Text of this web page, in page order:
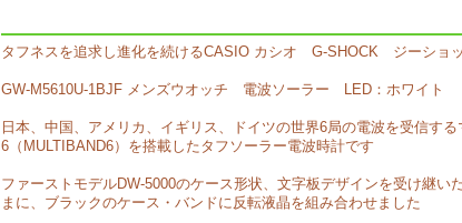
タフネスを追求し進化を続けるCASIO カシオ G-SHOCK ジーショ
GW-M5610U-1BJF メンズウオッチ 電波ソーラー LED：ホワイト
日本、中国、アメリカ、イギリス、ドイツの世界6局の電波を受信す
6（MULTIBAND6）を搭載したタフソーラー電波時計です
ファーストモデルDW-5000のケース形状、文字板デザインを受け継い
まに、ブラックのケース・バンドに反転液晶を組み合わせました